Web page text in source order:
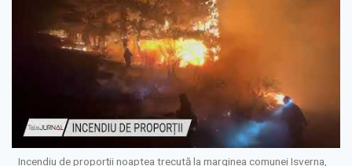
Incendiu de proporții noaptea trecută la marginea comunei Isverna,